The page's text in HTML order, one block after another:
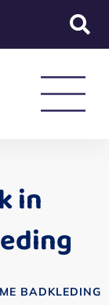
in
BADKLEDING